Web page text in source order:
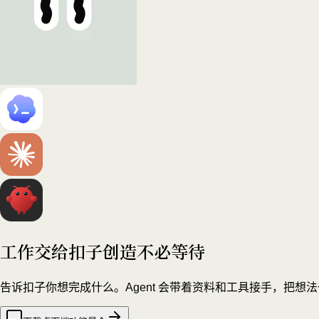
工作交给扣子创造不必等待
告诉扣子你想完成什么。Agent 会带着资料和工具接手，把想法